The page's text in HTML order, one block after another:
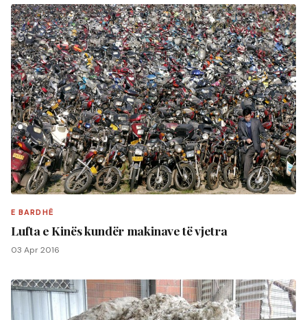
E BARDHË
Lufta e Kinës kundër makinave të vjetra
03 Apr 2016